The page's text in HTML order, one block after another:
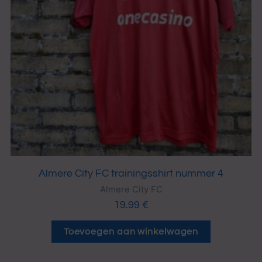
Almere City FC trainingsshirt nummer 4
Almere City FC
19.99 €
Toevoegen aan winkelwagen